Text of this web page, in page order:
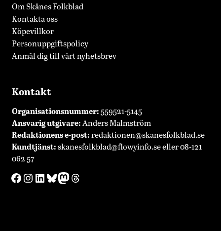
Om Skånes Folkblad
Kontakta oss
Köpevillkor
Personuppgiftspolicy
Anmäl dig till vårt nyhetsbrev
Kontakt
Organisationsnummer: 559521-5145
Ansvarig utgivare: Anders Malmström
Redaktionense-post:redaktionen@skanesfolkblad.se
Kundtjänst:skanesfolkblad@flowyinfo.seeller 08-121
062 57
Facebook
Instagram
LinkedIn
Bluesky
Mastodon
Threads